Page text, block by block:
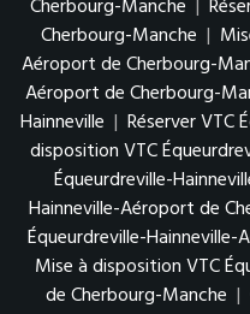
Cherbourg-Manche |
Cherbourg-Manche |
Aéroport de Cherbourg-
Aéroport de Cherbourg-
Hainneville | Réserver VTC
disposition VTC
Équeurdreville-
Hainneville-Aéroport de
Équeurdreville-
Mise à disposition VTC
de Cherbourg-Manche |